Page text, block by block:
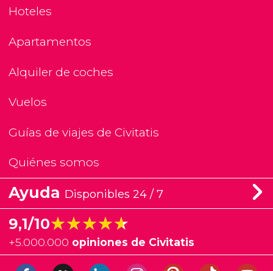
Hoteles
Apartamentos
Alquiler de coches
Vuelos
Guías de viajes de Civitatis
Quiénes somos
Ayuda Disponibles 24 / 7
9,1/10★★★★★
★★★★★
+5.000.000 opiniones de Civitatis